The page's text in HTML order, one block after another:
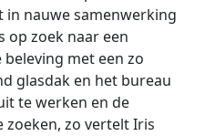
nauwe samenwerking
op zoek naar een
met een zo
glasdak en het bureau
te werken en de
zo vertelt Iris